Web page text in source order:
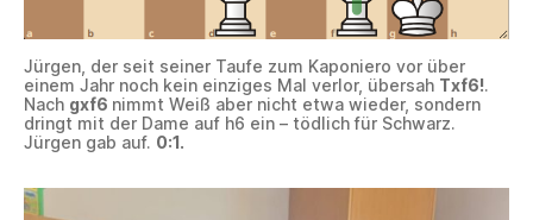
Jürgen, der seit seiner Taufe zum Kaponiero vor über
einem Jahr noch kein einziges Mal verlor, übersah Txf6!.
Nach gxf6 nimmt Weiß aber nicht etwa wieder, sondern
dringt mit der Dame auf h6 ein – tödlich für Schwarz.
Jürgen gab auf. 0:1.